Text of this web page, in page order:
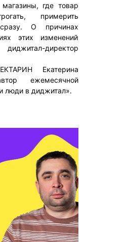
магазины, где товар
примерить
О причинах
этих изменений
директор
Екатерина
ежемесячной
люди в диджитал».